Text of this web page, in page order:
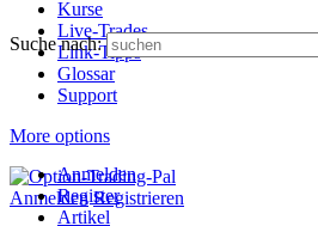
Kurse
Live-Trades
Link-Tipps
Glossar
Support
More options
Anmelden Registrieren
Suche nach:
Anmelden
Register
Artikel